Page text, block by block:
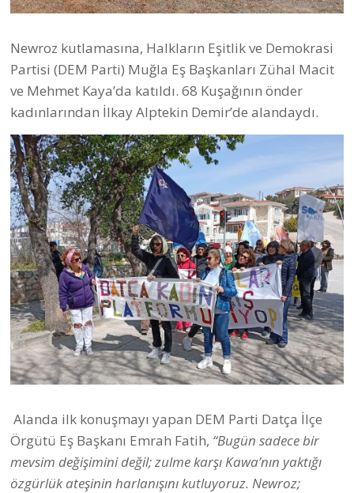
Newroz kutlamasına, Halkların Eşitlik ve Demokrasi
Partisi (DEM Parti) Muğla Eş Başkanları Zühal Macit
ve Mehmet Kaya’da katıldı. 68 Kuşağının önder
kadınlarından İlkay Alptekin Demir’de alandaydı.
Alanda ilk konuşmayı yapan DEM Parti Datça İlçe
Örgütü Eş Başkanı Emrah Fatih, “Bugün sadece bir
mevsim değişimini değil; zulme karşı Kawa’nın yaktığı
özgürlük ateşinin harlanışını kutluyoruz. Newroz;